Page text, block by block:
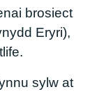
brosiect
Eryri),
sylw at